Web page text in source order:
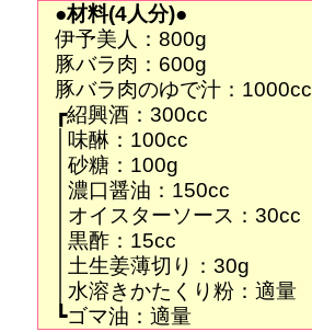
●材料(4人分)●
伊予美人：800g
豚バラ肉：600g
豚バラ肉のゆで汁：1000cc
┏紹興酒：300cc
│味醂：100cc
│砂糖：100g
│濃口醤油：150cc
│オイスターソース：30cc
│黒酢：15cc
│土生姜薄切り：30g
│水溶きかたくり粉：適量
┗ゴマ油：適量